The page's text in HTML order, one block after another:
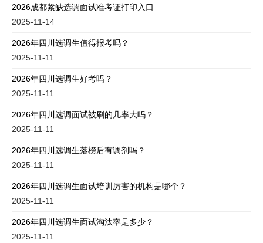
2026成都紧缺选调面试准考证打印入口
2025-11-14
2026年四川选调生值得报考吗？
2025-11-11
2026年四川选调生好考吗？
2025-11-11
2026年四川选调面试被刷的几率大吗？
2025-11-11
2026年四川选调生落榜后有调剂吗？
2025-11-11
2026年四川选调生面试培训厉害的机构是哪个？
2025-11-11
2026年四川选调生面试淘汰率是多少？
2025-11-11